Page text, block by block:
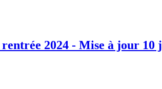
2024 - Mise à jour 10